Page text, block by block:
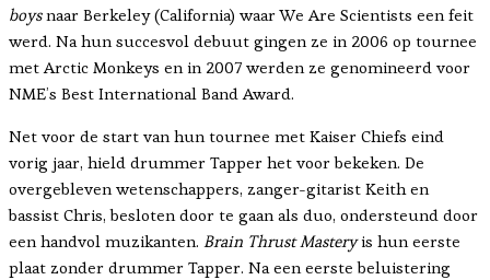
boysnaar Berkeley (California) waar We Are Scientists een feit
werd. Na hun succesvol debuut gingen ze in 2006 op tournee
met Arctic Monkeys en in 2007 werden ze genomineerd voor
NME’s Best International Band Award.
Net voor de start van hun tournee met Kaiser Chiefs eind
vorig jaar, hield drummer Tapper het voor bekeken. De
overgebleven wetenschappers, zanger-gitarist Keith en
bassist Chris, besloten door te gaan als duo, ondersteund door
een handvol muzikanten. Brain Thrust Masteryis hun eerste
plaat zonder drummer Tapper. Na een eerste beluistering